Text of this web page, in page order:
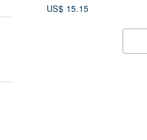
US$ 15.15